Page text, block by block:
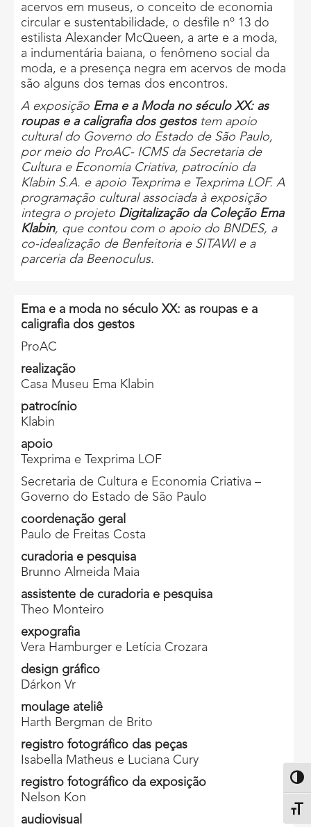
acervos em museus, o conceito de economia
circular e sustentabilidade, o desfile nº 13 do
estilista Alexander McQueen, a arte e a moda,
a indumentária baiana, o fenômeno social da
moda, e a presença negra em acervos de moda
são alguns dos temas dos encontros.
A exposição Ema e a Moda no século XX: as
roupas e a caligrafia dos gestostem apoio
cultural do Governo do Estado de São Paulo,
por meio do ProAC- ICMS da Secretaria de
Cultura e Economia Criativa, patrocínio da
Klabin S.A. e apoio Texprima e Texprima LOF. A
programação cultural associada à exposição
integra o projeto Digitalização da Coleção Ema
Klabin, que contou com o apoio do BNDES, a
co-idealização de Benfeitoria e SITAWI e a
parceria da Beenoculus.
Ema e a moda no século XX: as roupas e a
caligrafia dos gestos
ProAC
realização
Casa Museu Ema Klabin
patrocínio
Klabin
apoio
Texprima e Texprima LOF
Secretaria de Cultura e Economia Criativa –
Governo do Estado de São Paulo
coordenação geral
Paulo de Freitas Costa
curadoria e pesquisa
Brunno Almeida Maia
assistente de curadoria e pesquisa
Theo Monteiro
expografia
Vera Hamburger e Letícia Crozara
design gráfico
Dárkon Vr
moulage ateliê
Harth Bergman de Brito
registro fotográfico das peças
Isabella Matheus e Luciana Cury
registro fotográfico da exposição
Nelson Kon
audiovisual